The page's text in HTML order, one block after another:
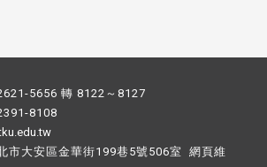
5656 轉 8122～8127
8108
市大安區金華街199巷5號506室 網頁維